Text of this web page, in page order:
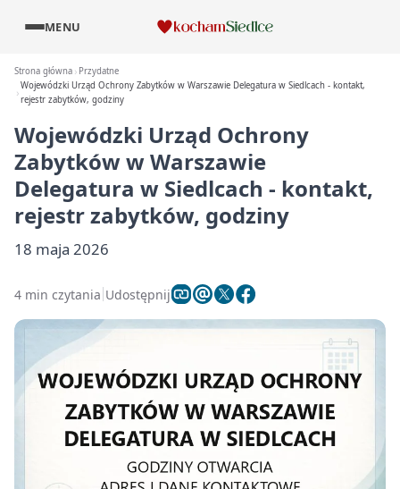
MENU
Strona główna
Przydatne
Wojewódzki Urząd Ochrony Zabytków w Warszawie Delegatura w Siedlcach - kontakt,
rejestr zabytków, godziny
Wojewódzki Urząd Ochrony
Zabytków w Warszawie
Delegatura w Siedlcach - kontakt,
rejestr zabytków, godziny
18 maja 2026
4 min czytania Udostępnij